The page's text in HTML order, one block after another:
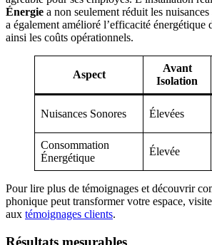
Énergie a non seulement réduit les
a également amélioré l’efficacité énergétique
ainsi les coûts opérationnels.
Aspect
Avant
Isolation
Nuisances Sonores Élevées
Consommation
Énergétique
Élevée
Pour lire plus de témoignages et découvrir
phonique peut transformer votre espace,
aux témoignages clients.
Résultats mesurables